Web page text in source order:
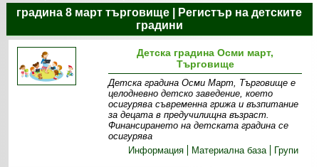
градина 8 март търговище | Регистър на детските
градини
Детска градина Осми март,
Търговище
Детска градина Осми Март, Търговище е
целодневно детско заведение, което
осигурява съвременна грижа и възпитание
за децата в предучилищна възраст.
Финансирането на детската градина се
осигурява
Информация
Материална база Групи